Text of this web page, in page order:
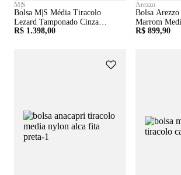
M|S
Bolsa M|s Média Tiracolo
Lezard Tamponado Cinza
Médio
R$ 1.398,00
Arezzo
Bolsa
Marrom
R$ 899,90